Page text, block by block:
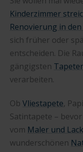
Kinderzimmer
Renovierung in
sich früher oder
entscheiden. Die
gängigsten
verarbeiten.
Ob Vliestapete,
Satintapete –
vom Maler und
wunderschönen